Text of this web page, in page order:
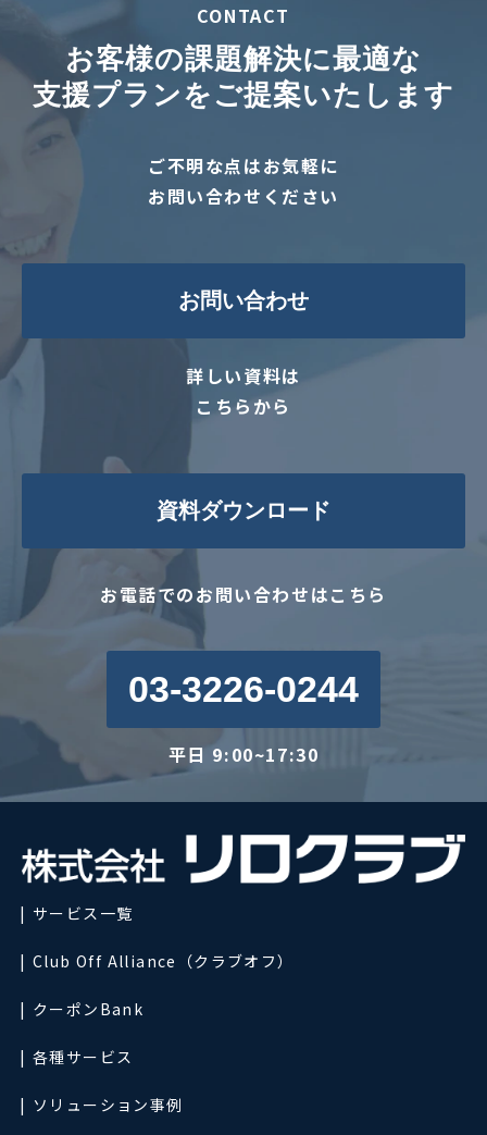
CONTACT
お客様の課題解決に最適な
支援プランをご提案いたします
ご不明な点はお気軽に
お問い合わせください
お問い合わせ
詳しい資料は
こちらから
資料ダウンロード
お電話でのお問い合わせはこちら
03-3226-0244
平日 9:00~17:30
サービス一覧
Club Off Alliance（クラブオフ）
クーポンBank
各種サービス
ソリューション事例